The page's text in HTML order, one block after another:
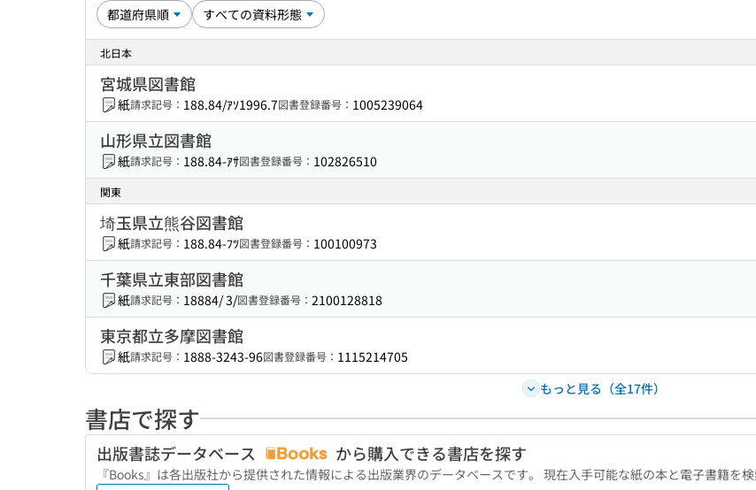
北日本
宮城県図書館
紙請求記号： 188.84/ｱｿ1996.7図書登録番号： 1005239064
山形県立図書館
紙請求記号： 188.84-ｱｻ図書登録番号： 102826510
関東
埼玉県立熊谷図書館
紙請求記号： 188.84-ﾌﾂ図書登録番号： 100100973
千葉県立東部図書館
紙請求記号： 18884/ 3/図書登録番号： 2100128818
東京都立多摩図書館
紙請求記号： 1888-3243-96図書登録番号： 1115214705
もっと見る（全17件）
書店で探す
出版書誌データベース から購入できる書店を探す
『Books』は各出版社から提供された情報による出版業界のデータベースです。 現在入手可能な紙の本と電子書籍を検